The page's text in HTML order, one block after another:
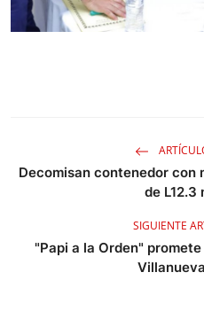
Decomisan contenedor
de L12.3
SIGUIENTE
"Papi a la Orden"